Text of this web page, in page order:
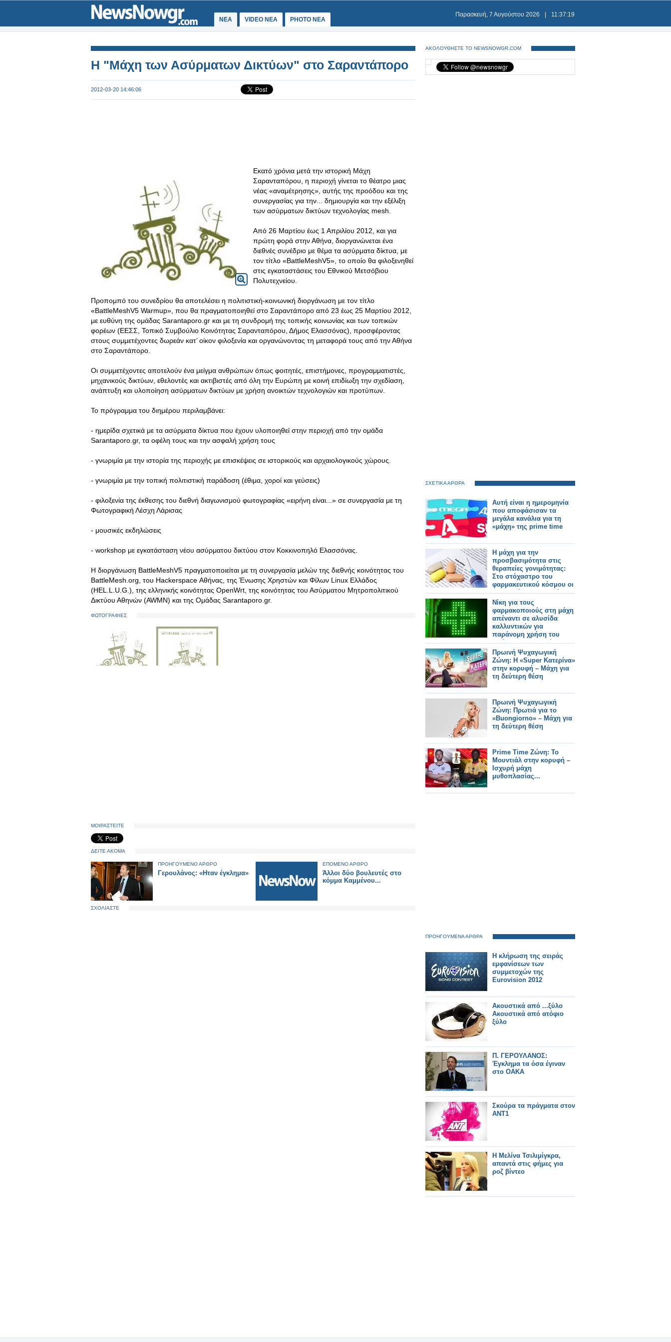
ΝΕΑ VIDEO NEA PHOTO NEA
Παρασκευή, 7 Αυγούστου 2026 11:37:19
Η "Μάχη των Ασύρματων Δικτύων" στο Σαραντάπορο
2012-03-20 14:46:06
Εκατό χρόνια μετά την ιστορική Μάχη
Σαρανταπόρου, η περιοχή γίνεται το θέατρο μιας
νέας «αναμέτρησης», αυτής της προόδου και της
συνεργασίας για την... δημιουργία και την εξέλιξη
των ασύρματων δικτύων τεχνολογίας mesh.
Από 26 Μαρτίου έως 1 Απριλίου 2012, και για
πρώτη φορά στην Αθήνα, διοργανώνεται ένα
διεθνές συνέδριο με θέμα τα ασύρματα δίκτυα, με
τον τίτλο «BattleMeshV5», το οποίο θα φιλοξενηθεί
στις εγκαταστάσεις του Εθνικού Μετσόβιου
Πολυτεχνείου.
Προπομπό του συνεδρίου θα αποτελέσει η πολιτιστική-κοινωνική διοργάνωση με τον τίτλο
«BattleMeshV5 Warmup», που θα πραγματοποιηθεί στο Σαραντάπορο από 23 έως 25 Μαρτίου 2012,
με ευθύνη της ομάδας Sarantaporo.gr και με τη συνδρομή της τοπικής κοινωνίας και των τοπικών
φορέων (ΕΕΣΣ, Τοπικό Συμβούλιο Κοινότητας Σαρανταπόρου, Δήμος Ελασσόνας), προσφέροντας
στους συμμετέχοντες δωρεάν κατ’ οίκον φιλοξενία και οργανώνοντας τη μεταφορά τους από την Αθήνα
στο Σαραντάπορο.
Οι συμμετέχοντες αποτελούν ένα μείγμα ανθρώπων όπως φοιτητές, επιστήμονες, προγραμματιστές,
μηχανικούς δικτύων, εθελοντές και ακτιβιστές από όλη την Ευρώπη με κοινή επιδίωξη την σχεδίαση,
ανάπτυξη και υλοποίηση ασύρματων δικτύων με χρήση ανοικτών τεχνολογιών και προτύπων.
Το πρόγραμμα του διημέρου περιλαμβάνει:
- ημερίδα σχετικά με τα ασύρματα δίκτυα που έχουν υλοποιηθεί στην περιοχή από την ομάδα
Sarantaporo.gr, τα οφέλη τους και την ασφαλή χρήση τους
- γνωριμία με την ιστορία της περιοχής με επισκέψεις σε ιστορικούς και αρχαιολογικούς χώρους.
- γνωριμία με την τοπική πολιτιστική παράδοση (έθιμα, χοροί και γεύσεις)
- φιλοξενία της έκθεσης του διεθνή διαγωνισμού φωτογραφίας «ειρήνη είναι...» σε συνεργασία με τη
Φωτογραφική Λέσχη Λάρισας
- μουσικές εκδηλώσεις
- workshop με εγκατάσταση νέου ασύρματου δικτύου στον Κοκκινοπηλό Ελασσόνας.
Η διοργάνωση BattleMeshV5 πραγματοποιείται με τη συνεργασία μελών της διεθνής κοινότητας του
BattleMesh.org, του Hackerspace Αθήνας, της Ένωσης Χρηστών και Φίλων Linux Ελλάδος
(HEL.L.U.G.), της ελληνικής κοινότητας OpenWrt, της κοινότητας του Ασύρματου Μητροπολιτικού
Δικτύου Αθηνών (AWMN) και της Ομάδας Sarantaporo.gr.
ΦΩΤΟΓΡΑΦΙΕΣ
ΜΟΙΡΑΣΤΕΙΤΕ
ΔΕΙΤΕ ΑΚΟΜΑ
ΠΡΟΗΓΟΥΜΕΝΟ ΑΡΘΡΟ
Γερουλάνος: «Ηταν έγκλημα»
ΕΠΟΜΕΝΟ ΑΡΘΡΟ
Άλλοι δύο βουλευτές στο
κόμμα Καμμένου...
ΣΧΟΛΙΑΣΤΕ
ΑΚΟΛΟΥΘΗΣΤΕ ΤΟ NEWSNOWGR.COM
ΣΧΕΤΙΚΑ ΑΡΘΡΑ
Αυτή είναι η ημερομηνία
που αποφάσισαν τα
μεγάλα κανάλια για τη
«μάχη» της prime time
Η μάχη για την
προσβασιμότητα στις
θεραπείες γονιμότητας:
Στο στόχαστρο του
φαρμακευτικού κόσμου οι
πρακτικές της εταιρείας
Merck
Νίκη για τους
φαρμακοποιούς στη μάχη
απέναντι σε αλυσίδα
καλλυντικών για
παράνομη χρήση του
πράσινου σταυρού
Πρωινή Ψυχαγωγική
Ζώνη: Η «Super Κατερίνα»
στην κορυφή – Μάχη για
τη δεύτερη θέση
Πρωινή Ψυχαγωγική
Ζώνη: Πρωτιά για το
«Buongiorno» – Μάχη για
τη δεύτερη θέση
Prime Time Ζώνη: Το
Μουντιάλ στην κορυφή –
Ισχυρή μάχη
μυθοπλασίας...
ΠΡΟΗΓΟΥΜΕΝΑ ΑΡΘΡΑ
Η κλήρωση της σειράς
εμφανίσεων των
συμμετοχών της
Eurovision 2012
Aκουστικά από ...ξύλο
Aκουστικά από ατόφιο
ξύλο
Π. ΓΕΡΟΥΛΑΝΟΣ:
Έγκλημα τα όσα έγιναν
στο ΟΑΚΑ
Σκούρα τα πράγματα στον
ΑΝΤ1
Η Μελίνα Τσιλιμίγκρα,
απαντά στις φήμες για
ροζ βίντεο